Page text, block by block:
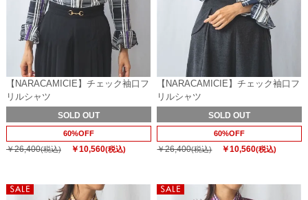
【NARACAMICIE】チェック袖口フ
リルシャツ
SOLD OUT
60%OFF
￥26,400(税込) ￥10,560(税込)
【NARACAMICIE】チェック袖口フ
リルシャツ
SOLD OUT
60%OFF
￥26,400(税込) ￥10,560(税込)